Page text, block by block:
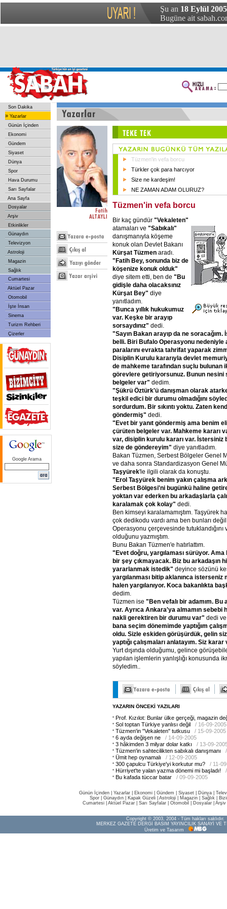
Şu an 18 Eylül
Bugüne ait
Son Dakika
» Yazarlar
Günün İçinden
Ekonomi
Gündem
Siyaset
Dünya
Spor
Hava Durumu
Sarı Sayfalar
Ana Sayfa
Dosyalar
Arşiv
Etkinlikler
Günaydın
Televizyon
Astroloji
Magazin
Sağlık
Cumartesi
Aktüel Pazar
Otomobil
İşte İnsan
Sinema
Turizm Rehberi
Çizerler
Google Arama
Tüzmen'in vefa borcu
Türkler çok para harcıyor
Size ne kardeşim!
NE ZAMAN ADAM OLURUZ?
Tüzmen'in vefa borcu
Bir kaç gündür "Vekaleten"
atamaları ve "Sabıkalı"
danışmanıyla köşeme
konuk olan Devlet Bakanı
Kürşat Tüzmen aradı.
"Fatih Bey, sonunda biz de
köşenize konuk olduk"
diye sitem etti, ben de "Bu
gidişle daha olacaksınız
Kürşat Bey" diye
yanıtladım.
"Bunca yıllık hukukumuz
var. Keşke bir arayıp
sorsaydınız" dedi.
"Sayın Bakan arayıp da ne soracağım.
belli. Biri Bufalo Operasyonu nedeniyle
paralarını evrakta tahrifat yaparak
Disiplin Kurulu kararıyla devlet
de mahkeme tarafından suçlu bulunan
görevlere getiriyorsunuz. Bunun nesini
belgeler var" dedim.
"Şükrü Öztürk'ü danışman olarak
teşkil edici bir durumu olmadığını
sordurdum. Bir sıkıntı yoktu. Zaten
göndermiş" dedi.
"Evet bir yanıt göndermiş ama benim
çürüten belgeler var. Mahkeme kararı
var, disiplin kurulu kararı var. İstersiniz
size de göndereyim" diye yanıtladım.
Bakan Tüzmen, Serbest Bölgeler Genel
ve daha sonra Standardizasyon Genel
Taşyürek'le ilgili olarak da konuştu.
"Erol Taşyürek benim yakın çalışma
Serbest Bölgesi'ni bugünkü haline
yoktan var ederken bu arkadaşlarla
karalamak çok kolay" dedi.
Ben kimseyi karalamamıştım. Taşyürek
çok dedikodu vardı ama ben bunları
Operasyonu çerçevesinde tutuklandığını
olduğunu yazmıştım.
Bunu Bakan Tüzmen'e hatırlattım.
"Evet doğru, yargılaması sürüyor. Ama
bir şey çıkmayacak. Biz bu arkadaşın
yararlanmak istedik" deyince sözünü
yargılanması bitip aklanınca isterseniz
halen yargılanıyor. Koca bakanlıkta
dedim.
Tüzmen ise "Ben vefalı bir adamım. Bu
var. Ayrıca Ankara'ya almamın sebebi
nakli gerektiren bir durumu var" dedi
bana seçim dönemimde yaptığım
oldu. Sizle eskiden görüşürdük, gelin
yaptığı çalışmaları anlatayım. Siz karar
Yurt dışında olduğumu, gelince
yapılan işlemlerin yanlışlığı konusunda
söyledim..
YAZARIN ÖNCEKİ YAZILARI
Prof. Kızılot: Bunlar ülke gerçeği, magazin
Sol toptan Türkiye yanlısı değil
/ 16-09-2005
Tüzmen'in "Vekaleten" tutkusu
/ 15-09-2005
6 ayda değişen ne
/ 14-09-2005
3 hâkimden 3 milyar dolar katkı
/ 13-09-
Tüzmen'in sahtecilikten sabıkalı danışmanı
Ümit hep oynamalı
/ 12-09-2005
300 çapulcu Türkiye'yi korkutur mu?
/ 11-
Hürriyet'te yalan yazma dönemi mi başladı!
Bu kafada tüccar batar
/ 09-09-2005
Günün İçinden Yazarlar Ekonomi Gündem Siyaset Dünya |
Spor
Günaydın Kapak Güzeli Astroloji Magazin Sağlık
Cumartesi| Aktüel Pazar| Sarı Sayfalar| Otomobil Dosyalar| Arşiv
Copyright © 2003, 2004 - Tüm hakları saklıdır.
MERKEZ GAZETE DERGİ BASIM YAYINCILIK SANAYİ VE
Üretim ve Tasarım